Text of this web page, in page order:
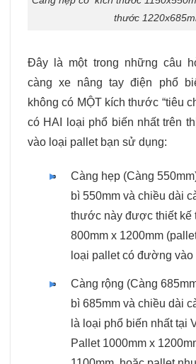
thước
Đây là một trong những câu
càng xe nâng tay điện phổ
không có MỘT kích thước “tiêu
có HAI loại phổ biến nhất trên
vào loại pallet bạn sử dụng:
Càng hẹp (Càng
bì 550mm và chiều dài
thước này được thiết kế
800mm x 1200mm
loại pallet có đường vào
Càng rộng (Càng
bì 685mm và chiều dài
là loại phổ biến nhất tại
Pallet 1000mm x